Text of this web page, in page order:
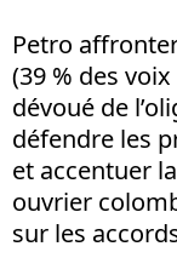
Petro
(39 % des
dévoué de
défendre les
et accentuer
ouvrier
sur les